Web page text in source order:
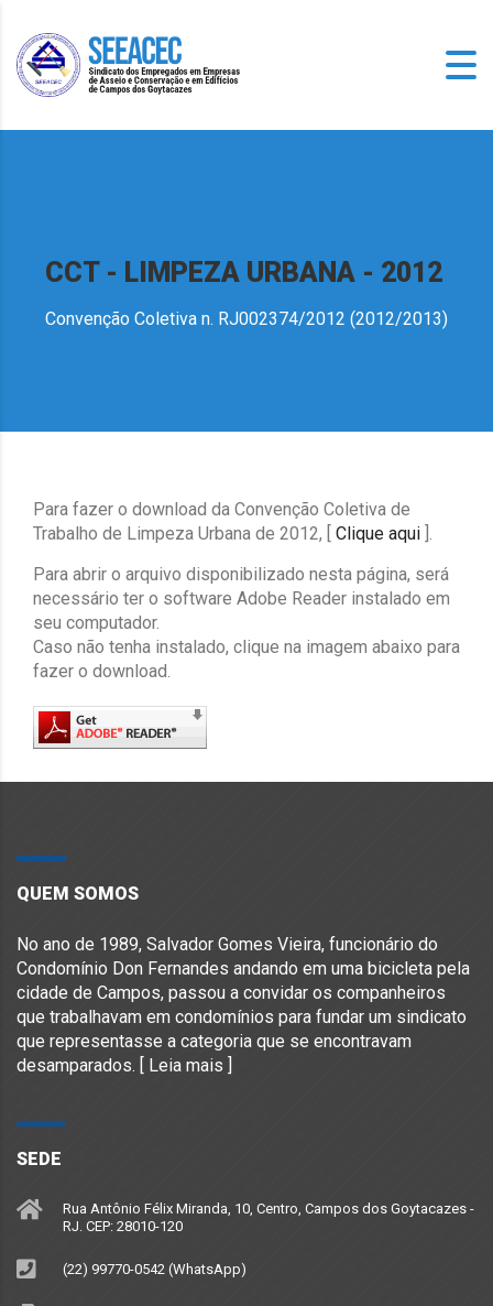
CCT - LIMPEZA URBANA - 2012
Convenção Coletiva n. RJ002374/2012 (2012/2013)
Para fazer o download da Convenção Coletiva de
Trabalho de Limpeza Urbana de 2012, [ Clique aqui ].
Para abrir o arquivo disponibilizado nesta página, será
necessário ter o software Adobe Reader instalado em
seu computador.
Caso não tenha instalado, clique na imagem abaixo para
fazer o download.
QUEM SOMOS
No ano de 1989, Salvador Gomes Vieira, funcionário do
Condomínio Don Fernandes andando em uma bicicleta pela
cidade de Campos, passou a convidar os companheiros
que trabalhavam em condomínios para fundar um sindicato
que representasse a categoria que se encontravam
desamparados. [ Leia mais ]
SEDE
Rua Antônio Félix Miranda, 10, Centro, Campos dos Goytacazes -
RJ. CEP: 28010-120
(22) 99770-0542 (WhatsApp)